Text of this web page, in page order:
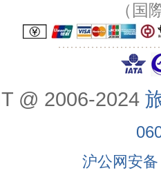
（国
@ 2006-2024
沪公网安